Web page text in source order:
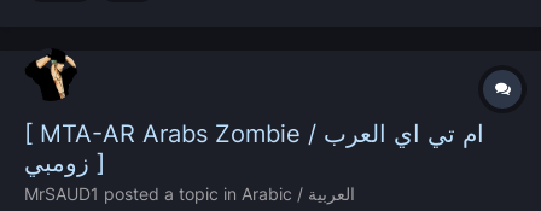
[ MTA-AR Arabs Zombie / ام تي اي العرب
زومبي ]
MrSAUD1 posted a topic in Arabic / العربية